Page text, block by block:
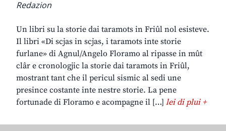
Redazion
Un libri su la storie dai taramots in Friûl nol esisteve.
Il libri «Di scjas in scjas, i taramots inte storie
furlane» di Agnul/Angelo Floramo al ripasse in mût
clâr e cronologjic la storie dai taramots in Friûl,
mostrant tant che il pericul sismic al sedi une
presince costante inte nestre storie. La pene
fortunade di Floramo e acompagne il […] lei di plui +